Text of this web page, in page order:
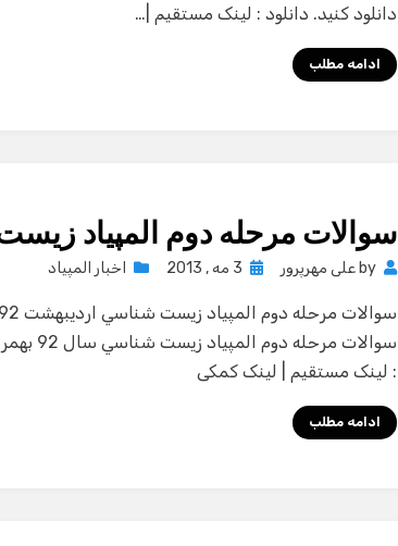
دانلود كنيد. دانلود : لینک مستقیم |…
ادامه مطلب
سوالات مرحله دوم المپياد
by علی مهرپرور
Posted
3 مه , 2013 اخبار المپیاد
سوالات
: لینک مستقیم | لینک کمکی
ادامه مطلب